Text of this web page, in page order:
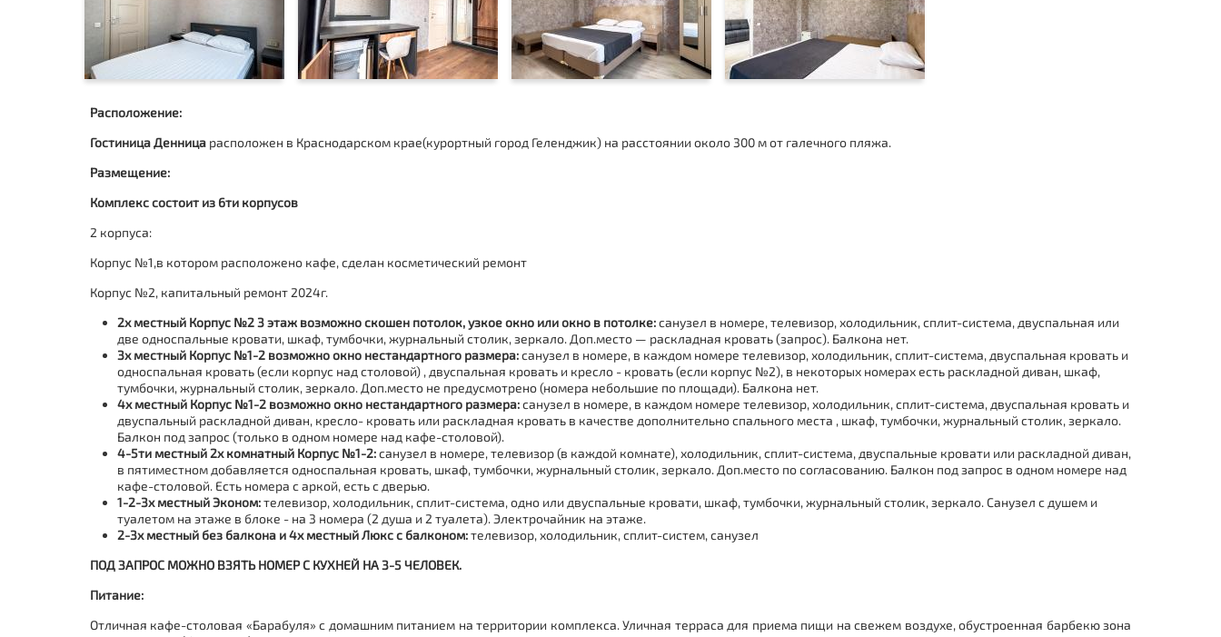
Расположение:
Гостиница Денницарасположен в Краснодарском крае(курортный город Геленджик) на расстоянии около 300 м от галечного пляжа.
Размещение:
Комплекс состоит из 6ти корпусов
2 корпуса:
Корпус №1,в котором расположено кафе, сделан косметический ремонт
Корпус №2, капитальный ремонт 2024г.
2х местный Корпус №2 3 этаж возможно скошен потолок, узкое окно или окно в потолке:санузел в номере, телевизор, холодильник, сплит-система, двуспальная или
две односпальные кровати, шкаф, тумбочки, журнальный столик, зеркало. Доп.место — раскладная кровать (запрос). Балкона нет.
3х местный Корпус №1-2 возможно окно нестандартного размера:санузел в номере, в каждом номере телевизор, холодильник, сплит-система, двуспальная кровать и
односпальная кровать (если корпус над столовой) , двуспальная кровать и кресло - кровать (если корпус №2), в некоторых номерах есть раскладной диван, шкаф,
тумбочки, журнальный столик, зеркало. Доп.место не предусмотрено (номера небольшие по площади). Балкона нет.
4х местный Корпус №1-2 возможно окно нестандартного размера:санузел в номере, в каждом номере телевизор, холодильник, сплит-система, двуспальная кровать и
двуспальный раскладной диван, кресло- кровать или раскладная кровать в качестве дополнительно спального места , шкаф, тумбочки, журнальный столик, зеркало.
Балкон под запрос (только в одном номере над кафе-столовой).
4-5ти местный 2х комнатный Корпус №1-2:санузел в номере, телевизор (в каждой комнате), холодильник, сплит-система, двуспальные кровати или раскладной диван,
в пятиместном добавляется односпальная кровать, шкаф, тумбочки, журнальный столик, зеркало. Доп.место по согласованию. Балкон под запрос в одном номере над
кафе-столовой. Есть номера с аркой, есть с дверью.
1-2-3х местный Эконом:телевизор, холодильник, сплит-система, одно или двуспальные кровати, шкаф, тумбочки, журнальный столик, зеркало.Санузел с душем и
туалетом на этаже в блоке - на 3 номера (2 душа и 2 туалета). Электрочайник на этаже.
2-3х местный без балкона и 4х местный Люкс с балконом:телевизор, холодильник, сплит-систем, санузел
ПОД ЗАПРОС МОЖНО ВЗЯТЬ НОМЕР С КУХНЕЙ НА 3-5 ЧЕЛОВЕК.
Питание:
Отличная кафе-столовая «Барабуля» с домашним питанием на территории комплекса. Уличная терраса для приема пищи на свежем воздухе, обустроенная барбекю зона